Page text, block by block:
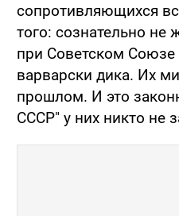
сопротивляющихся
того: сознательно
при Советском
варварски дика. Их
прошлом. И это
СССР" у них никто не